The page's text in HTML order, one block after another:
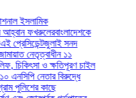
ফখরুলেরবাংলাদেশকে
জুলাই সনদ
নেতৃত্বাধীন ১১
ও ক্ষতিপূরণ চাইল
নেতার বিরুদ্ধে
কাছে